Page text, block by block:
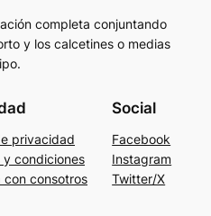
completa conjuntando
y los calcetines o medias
privacidad
y condiciones
con consotros
Social
Facebook
Instagram
Twitter/X